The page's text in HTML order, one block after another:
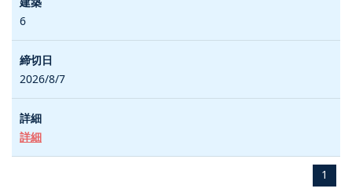
6
2026/8/7
詳細
1